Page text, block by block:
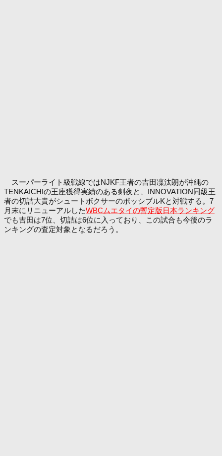
スーパーライト級戦線ではNJKF王者の吉田凜汰朗が沖縄の
TENKAICHIの王座獲得実績のある剣夜と、INNOVATION同級王
者の切詰大貴がシュートボクサーのポッシブルKと対戦する。7
月末にリニューアルしたWBCムエタイの暫定版日本ランキング
でも吉田は7位、切詰は6位に入っており、この試合も今後のラ
ンキングの査定対象となるだろう。